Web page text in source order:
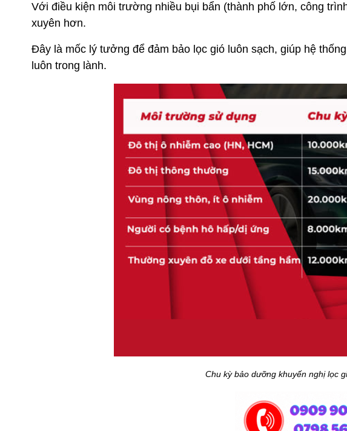
Với điều kiện môi trường nhiều bụi bẩn (thành phố lớn, công
xuyên hơn.
Đây là mốc lý tưởng để đảm bảo lọc gió luôn sạch, giúp hệ
luôn trong lành.
Chu kỳ bảo dưỡng khuyến nghị lọc